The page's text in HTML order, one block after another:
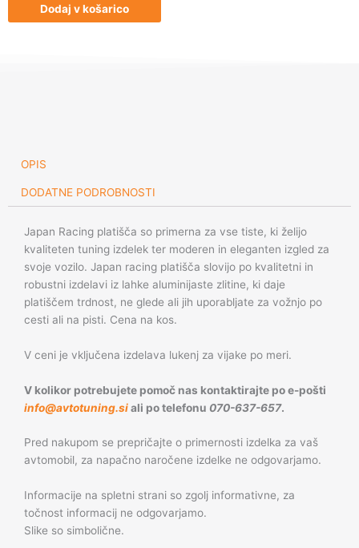
JR25
20x8,5
Dodaj v košarico
OPIS
DODATNE PODROBNOSTI
Japan Racing platišča so primerna za vse tiste, ki želijo
kvaliteten tuning izdelek ter moderen in eleganten izgled za
svoje vozilo. Japan racing platišča slovijo po kvalitetni in
robustni izdelavi iz lahke aluminijaste zlitine, ki daje
platiščem trdnost, ne glede ali jih uporabljate za vožnjo po
cesti ali na pisti. Cena na kos.
V ceni je vključena izdelava lukenj za vijake po meri.
V kolikor potrebujete pomoč nas kontaktirajte po e-pošti
info@avtotuning.siali po telefonu 070-637-657.
Pred nakupom se prepričajte o primernosti izdelka za vaš
avtomobil, za napačno naročene izdelke ne odgovarjamo.
Informacije na spletni strani so zgolj informativne, za
točnost informacij ne odgovarjamo.
Slike so simbolične.